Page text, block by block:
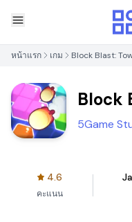
หน้าแรก เกม Block Blast:
Block
5Game
4.6
คะแนน